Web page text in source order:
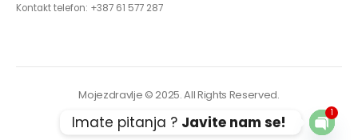
Kontakt telefon: +387 61 577 287
Mojezdravlje © 2025. All Rights Reserved.
Imate pitanja ? Javite nam se! 1